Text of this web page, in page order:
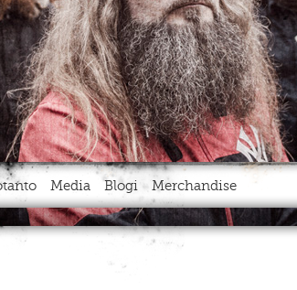
Media Blogi Merchandise